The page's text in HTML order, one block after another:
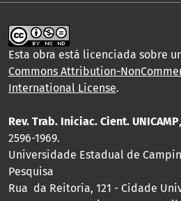
Esta obra está licenciada sobre
Commons Attribution-
International License.
Rev. Trab. Iniciac. Cient. UNICAMP
2596-1969.
Universidade Estadual de
Pesquisa
Rua da Reitoria, 121 - Cidade